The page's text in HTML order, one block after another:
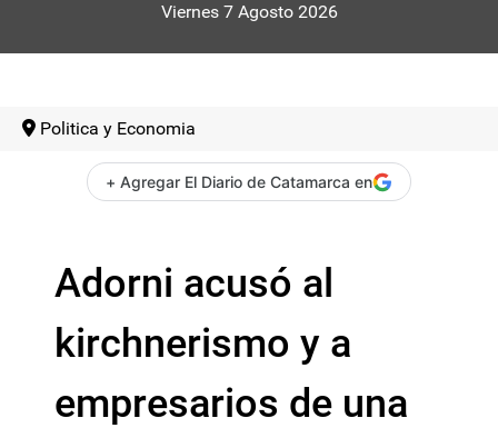
Viernes 7 Agosto 2026
Politica y Economia
+ Agregar El Diario de Catamarca en
Adorni acusó al
kirchnerismo y a
empresarios de una